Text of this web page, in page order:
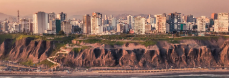
インフラ
Remote統合
人事機能をワークフローにシームレスに統合する
スタートアップ
成長中の企業向けのアジャイルなグローバルHR・給与処理ソ
リューション
ミッドマーケット
カスタマイズされた人事ソリューションでチームを拡大する
REMOTEで学習
リサーチおよびガイド
活用事例
Français
Deutsch
Español